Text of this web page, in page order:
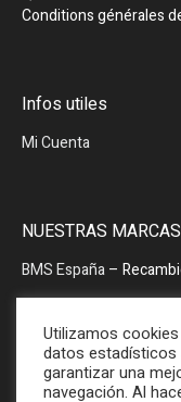
Conditions générales
Infos utiles
Mi Cuenta
NUESTRAS MARCAS
BMS España–
PRODOPTIM– Mesa
Utilizamos
datos estadísticos
garantizar una
navegación. Al